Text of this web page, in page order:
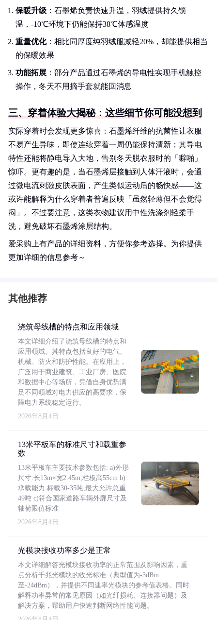
保暖升级 ：石墨烯负责快速升温，羽绒提供持久锁
温，-10℃环境下仍能保持38℃体感温度
重量优化：相比同厚度纯羽绒服减轻20%，却能提供相当
的保暖效果
功能拓展 ：部分产品通过石墨烯的导电性实现手机触控
操作，冬天不用摘手套就能回消息
三、穿着体验大揭秘：这些细节你可能没想到
实际穿着时会发现更多惊喜：石墨烯纤维的抗菌性让衣服
不易产生异味，即使连续穿着一周仍能保持清新；其导电
特性还能将静电导入大地，告别冬天脱衣服时的「噼啪」
惊吓。更有趣的是，当石墨烯层接触到人体汗液时，会通
过微电流刺激皮肤表面，产生类似运动后的畅快感——这
或许能解释为什么穿着者普遍反映「虽然轻薄但不会觉得
闷」。不过要注意，这类衣物建议用中性洗涤剂轻柔手
洗，避免破坏石墨烯涂层结构。
爱采购上有产品的详细资料，方便你参考选择。为你提供
更加详细的信息参考～
其他推荐
浇筑母线槽的特点和应用领域
本文详细介绍了浇筑母线槽的特点和
应用领域。其特点包括良好的电气、
机械、防火和防护性能。在应用上，
广泛用于商业建筑、工业厂房、医院
和数据中心等场所，凭借自身优势满
足不同领域对电力供应的高要求，保
障电力系统稳定运行。
2026年8月4日
13米平板车的标准尺寸和载重参
数
13米平板车主要技术参数包括: a)外形
尺寸:长13m×宽2.45m,栏板高55cm b)
承载能力:标载30-35吨,最大允许总重
49吨 c)符合国家道路车辆外廓尺寸及
轴荷限值标准
2026年8月4日
光模块接收功率多少是正常
本文详细解答光模块接收功率的正常范围及影响因素，重
点分析千兆光模块的收光标准（典型值为-3dBm
至-24dBm），并提供不同速率光模块的参考值表格。同时
解释功率异常的常见原因（如光纤损耗、连接器问题）及
解决方案，帮助用户快速判断网络性能问题。